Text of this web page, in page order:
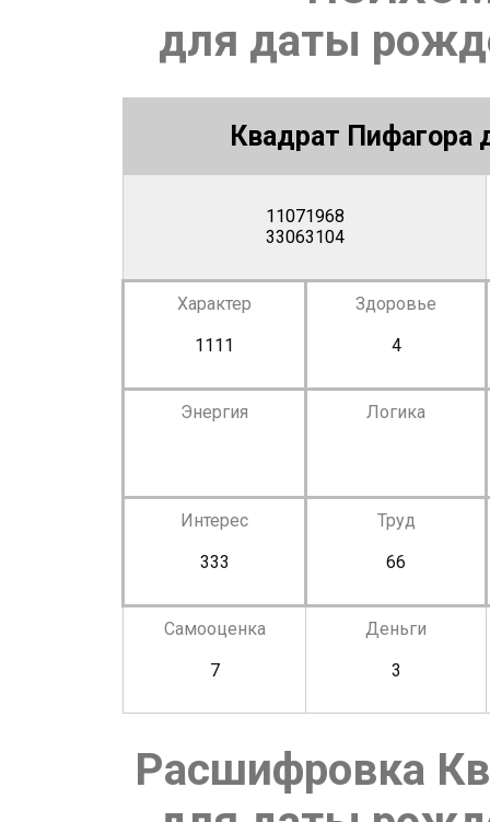
для даты
Квадрат Пифагора
11071968
33063104
Характер
1111
Здоровье
4
Энергия Логика
Интерес
333
Труд
66
Самооценка
7
Деньги
3
Расшифровка